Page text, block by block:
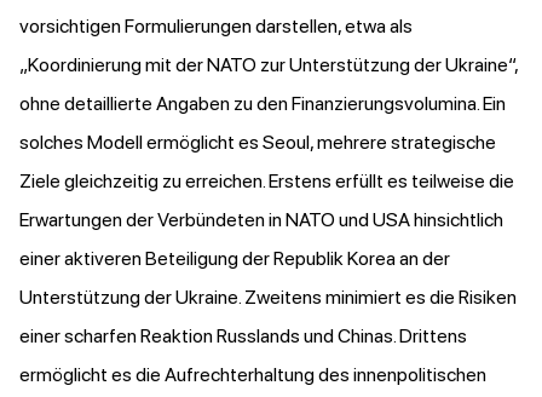
vorsichtigen Formulierungen darstellen, etwa als
„Koordinierung mit der NATO zur Unterstützung der Ukraine“,
ohne detaillierte Angaben zu den Finanzierungsvolumina. Ein
solches Modell ermöglicht es Seoul, mehrere strategische
Ziele gleichzeitig zu erreichen. Erstens erfüllt es teilweise die
Erwartungen der Verbündeten in NATO und USA hinsichtlich
einer aktiveren Beteiligung der Republik Korea an der
Unterstützung der Ukraine. Zweitens minimiert es die Risiken
einer scharfen Reaktion Russlands und Chinas. Drittens
ermöglicht es die Aufrechterhaltung des innenpolitischen